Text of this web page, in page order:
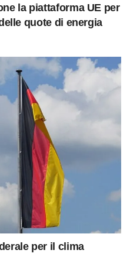
la piattaforma UE per
quote di energia
per il clima